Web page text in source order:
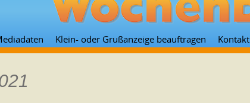
Zum
Inhalt
Klein- oder Grußanzeige beauftragen Kontakt